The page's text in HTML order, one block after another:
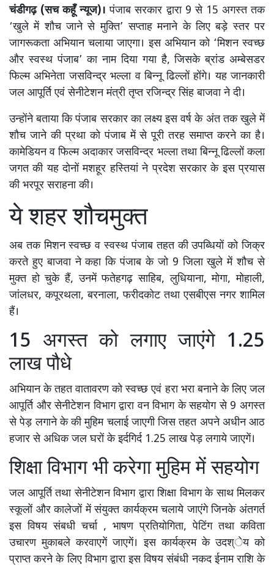
चंडीगढ़ (सच कहूँ न्यूज)। पंजाब सरकार द्वारा 9 से 15 अगस्त तक
‘खुले में शौच जाने से मुक्ति’ सप्ताह मनाने के लिए बड़े स्तर पर
जागरूकता अभियान चलाया जाएगा। इस अभियान को ‘मिशन स्वच्छ
और स्वस्थ पंजाब’ का नाम दिया गया है, जिसके ब्रांड अम्बेसडर
फिल्म अभिनेता जसविन्द्र भल्ला व बिन्नू ढिल्लों होंगे। यह जानकारी
जल आपूर्ति एवं सेनीटेशन मंत्री तृप्त रजिन्द्र सिंह बाजवा ने दी।
उन्होंने बताया कि पंजाब सरकार का लक्ष्य इस वर्ष के अंत तक खुले में
शौच जाने की प्रथा को पंजाब में से पूरी तरह समाप्त करने का है।
कामेडियन व फिल्म अदाकार जसविन्द्र भल्ला तथा बिन्नू ढिल्लों कला
जगत की यह दोनों मशहूर हस्तियां ने प्रदेश सरकार के इस प्रयास
की भरपूर सराहना की।
ये शहर शौचमुक्त
अब तक मिशन स्वच्छ व स्वस्थ पंजाब तहत की उपब्धियों को जिक्र
करते हुए बाजवा ने कहा कि पंजाब के जो 9 जिला खुले में शौच से
मुक्त हो चुके हैं, उनमें फतेहगढ़ साहिब, लुधियाना, मोगा, मोहाली,
जांलधर, कपूरथला, बरनाला, फरीदकोट तथा एसबीएस नगर शामिल
हैं।
15 अगस्त को लगाए जाएंगे 1.25
लाख पौधे
अभियान के तहत वातावरण को स्वच्छ एवं हरा भरा बनाने के लिए जल
आपूर्ति और सेनीटेशन विभाग द्वारा वन विभाग के सहयोग से 9 अगस्त
से पेड़ लगाने के की मुहिम चलाई जाएगी जिस तहत अपने अधीन आठ
हजार से अधिक जल घरों के इर्दगिर्द 1.25 लाख पेड़ लगाये जाएगें।
शिक्षा विभाग भी करेगा मुहिम में सहयोग
जल आपूर्ति तथा सेनीटेशन विभाग द्वारा शिक्षा विभाग के साथ मिलकर
स्कूलों और कालेजों में संयुक्त कार्यक्रम चलाये जाएंगे जिनके अंतगर्त
इस विषय संबधी चर्चा , भाषण प्रतियोगिता, पेटिंग तथा कविता
उचारण मुकाबले करवाएगें जाएगें। इस कार्यक्रम के उदश्ेय को
प्राप्त करने के लिए विभाग द्वारा इस विषय संबंधी नकद ईनाम राशि के